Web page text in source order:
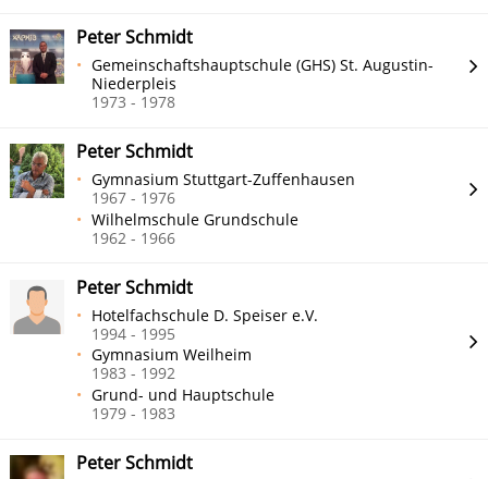
Peter Schmidt
Gemeinschaftshauptschule (GHS) St. Augustin-
Niederpleis
1973 - 1978
Peter Schmidt
Gymnasium Stuttgart-Zuffenhausen
1967 - 1976
Wilhelmschule Grundschule
1962 - 1966
Peter Schmidt
Hotelfachschule D. Speiser e.V.
1994 - 1995
Gymnasium Weilheim
1983 - 1992
Grund- und Hauptschule
1979 - 1983
Peter Schmidt